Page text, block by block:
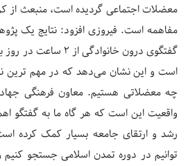
معضلات اجتماعی گردیده است، منبعث
مفاهمه است. فیروزی افزود: نتایج یک
است و این نشان می‌دهد که در مهم ترین
چه معضلاتی هستیم. معاون فرهنگی جهاد
واقعیت این است که هر گاه ما به گفتگو
رشد و ارتقای جامعه بسیار کمک کرده
توانیم در دوره تمدن اسلامی جستجو